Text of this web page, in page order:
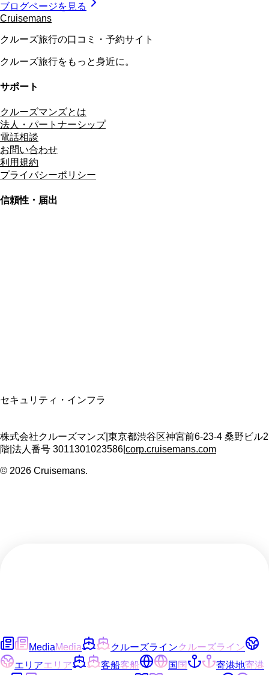
ブログページを見る
Cruisemans
クルーズ旅行の口コミ・予約サイト
クルーズ旅行をもっと身近に。
サポート
クルーズマンズとは
法人・パートナーシップ
電話相談
お問い合わせ
利用規約
プライバシーポリシー
信頼性・届出
セキュリティ・インフラ
株式会社クルーズマンズ 東京都渋谷区神宮前6-23-4 桑野ビル2
階 法人番号 3011301023586 corp.cruisemans.com
© 2026 Cruisemans.
MediaMedia クルーズラインクルーズライン
エリアエリア 客船客船 国国 寄港地寄港